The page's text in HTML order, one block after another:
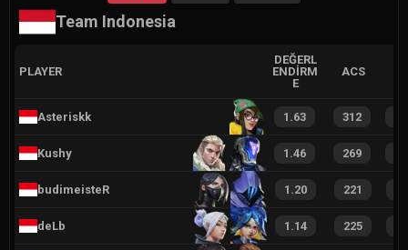
Team Indonesia
PLAYER
DEĞERL
ENDIRM
E
ACS
Asteriskk 1.63 312
Kushy 1.46 269
budimeisteR 1.20 221
deLb 1.14 225